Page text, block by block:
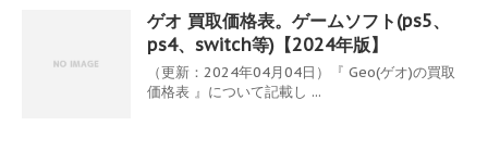
ゲオ 買取価格表。ゲームソフト(ps5、
ps4、switch等)【2024年版】
（更新：2024年04月04日）『 Geo(ゲオ)の買取
価格表 』について記載し ...